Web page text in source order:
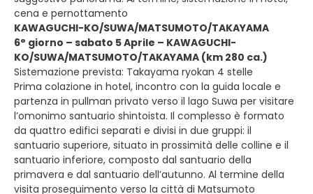
cena e pernottamento
KAWAGUCHI-KO/SUWA/MATSUMOTO/TAKAYAMA
6° giorno – sabato 5 Aprile – KAWAGUCHI-
KO/SUWA/MATSUMOTO/TAKAYAMA (km 280 ca.)
Sistemazione prevista: Takayama ryokan 4 stelle
Prima colazione in hotel, incontro con la guida locale e
partenza in pullman privato verso il lago Suwa per visitare
l’omonimo santuario shintoista. Il complesso è formato
da quattro edifici separati e divisi in due gruppi: il
santuario superiore, situato in prossimità delle colline e il
santuario inferiore, composto dal santuario della
primavera e dal santuario dell’autunno. Al termine della
visita proseguimento verso la città di Matsumoto